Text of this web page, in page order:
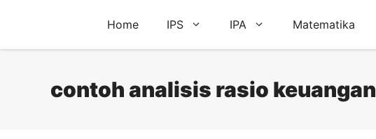
Home IPS IPA Matematika
contoh analisis rasio keuangan